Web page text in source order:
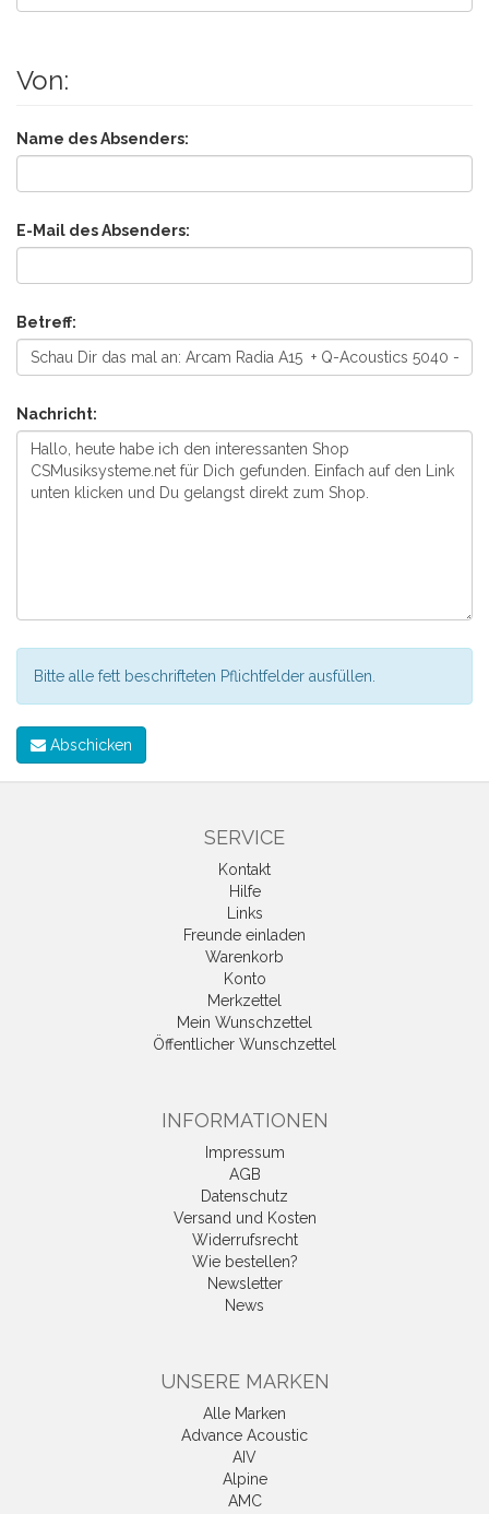
Von:
Name des Absenders:
E-Mail des Absenders:
Betreff:
Nachricht:
Bitte alle fett beschrifteten Pflichtfelder ausfüllen.
Abschicken
SERVICE
Kontakt
Hilfe
Links
Freunde einladen
Warenkorb
Konto
Merkzettel
Mein Wunschzettel
Öffentlicher Wunschzettel
INFORMATIONEN
Impressum
AGB
Datenschutz
Versand und Kosten
Widerrufsrecht
Wie bestellen?
Newsletter
News
UNSERE MARKEN
Alle Marken
Advance Acoustic
AIV
Alpine
AMC